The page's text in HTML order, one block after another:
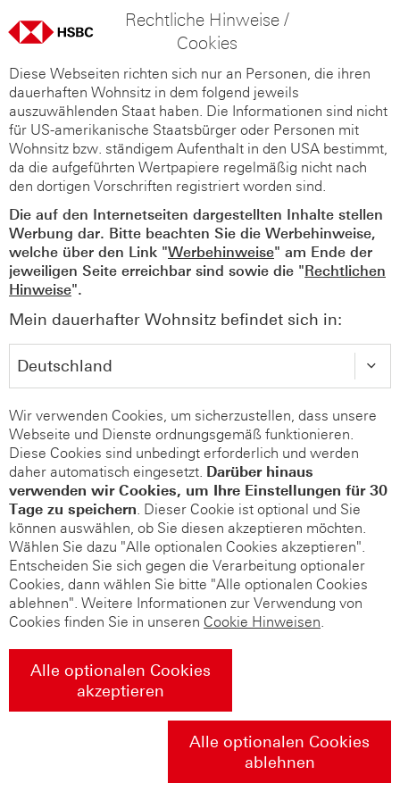
Rechtliche Hinweise /
Cookies
Diese Webseiten richten sich nur an Personen, die ihren
dauerhaften Wohnsitz in dem folgend jeweils
auszuwählenden Staat haben. Die Informationen sind nicht
für US-amerikanische Staatsbürger oder Personen mit
Wohnsitz bzw. ständigem Aufenthalt in den USA bestimmt,
da die aufgeführten Wertpapiere regelmäßig nicht nach
den dortigen Vorschriften registriert worden sind.
Die auf den Internetseiten dargestellten Inhalte stellen
Werbung dar. Bitte beachten Sie die Werbehinweise,
welche über den Link "Werbehinweise" am Ende der
jeweiligen Seite erreichbar sind sowie die "Rechtlichen
Hinweise".
Mein dauerhafter Wohnsitz befindet sich in:
Wir verwenden Cookies, um sicherzustellen, dass unsere
Webseite und Dienste ordnungsgemäß funktionieren.
Diese Cookies sind unbedingt erforderlich und werden
daher automatisch eingesetzt. Darüber hinaus
verwenden wir Cookies, um Ihre Einstellungen für 30
Tage zu speichern. Dieser Cookie ist optional und Sie
können auswählen, ob Sie diesen akzeptieren möchten.
Wählen Sie dazu "Alle optionalen Cookies akzeptieren".
Entscheiden Sie sich gegen die Verarbeitung optionaler
Cookies, dann wählen Sie bitte "Alle optionalen Cookies
ablehnen". Weitere Informationen zur Verwendung von
Cookies finden Sie in unseren Cookie Hinweisen.
Alle optionalen Cookies
akzeptieren
Alle optionalen Cookies
ablehnen